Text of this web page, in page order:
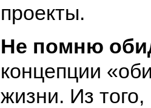
проекты.
Не помню
концепции
жизни. Из